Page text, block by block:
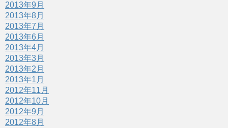
2013年9月
2013年8月
2013年7月
2013年6月
2013年4月
2013年3月
2013年2月
2013年1月
2012年11月
2012年10月
2012年9月
2012年8月